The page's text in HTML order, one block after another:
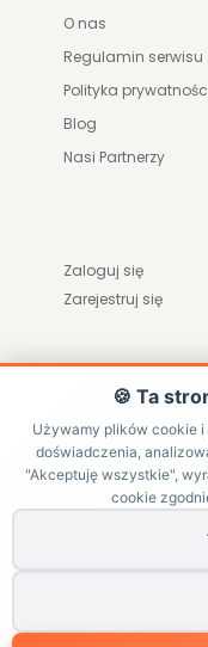
O nas
Regulamin serwisu
Polityka
Blog
Nasi Partnerzy
Zaloguj się
Zarejestruj się
ZWRÓĆ
🍪 Ta
Używamy plików cookie
doświadczenia,
"Akceptuję wszystkie",
cookie